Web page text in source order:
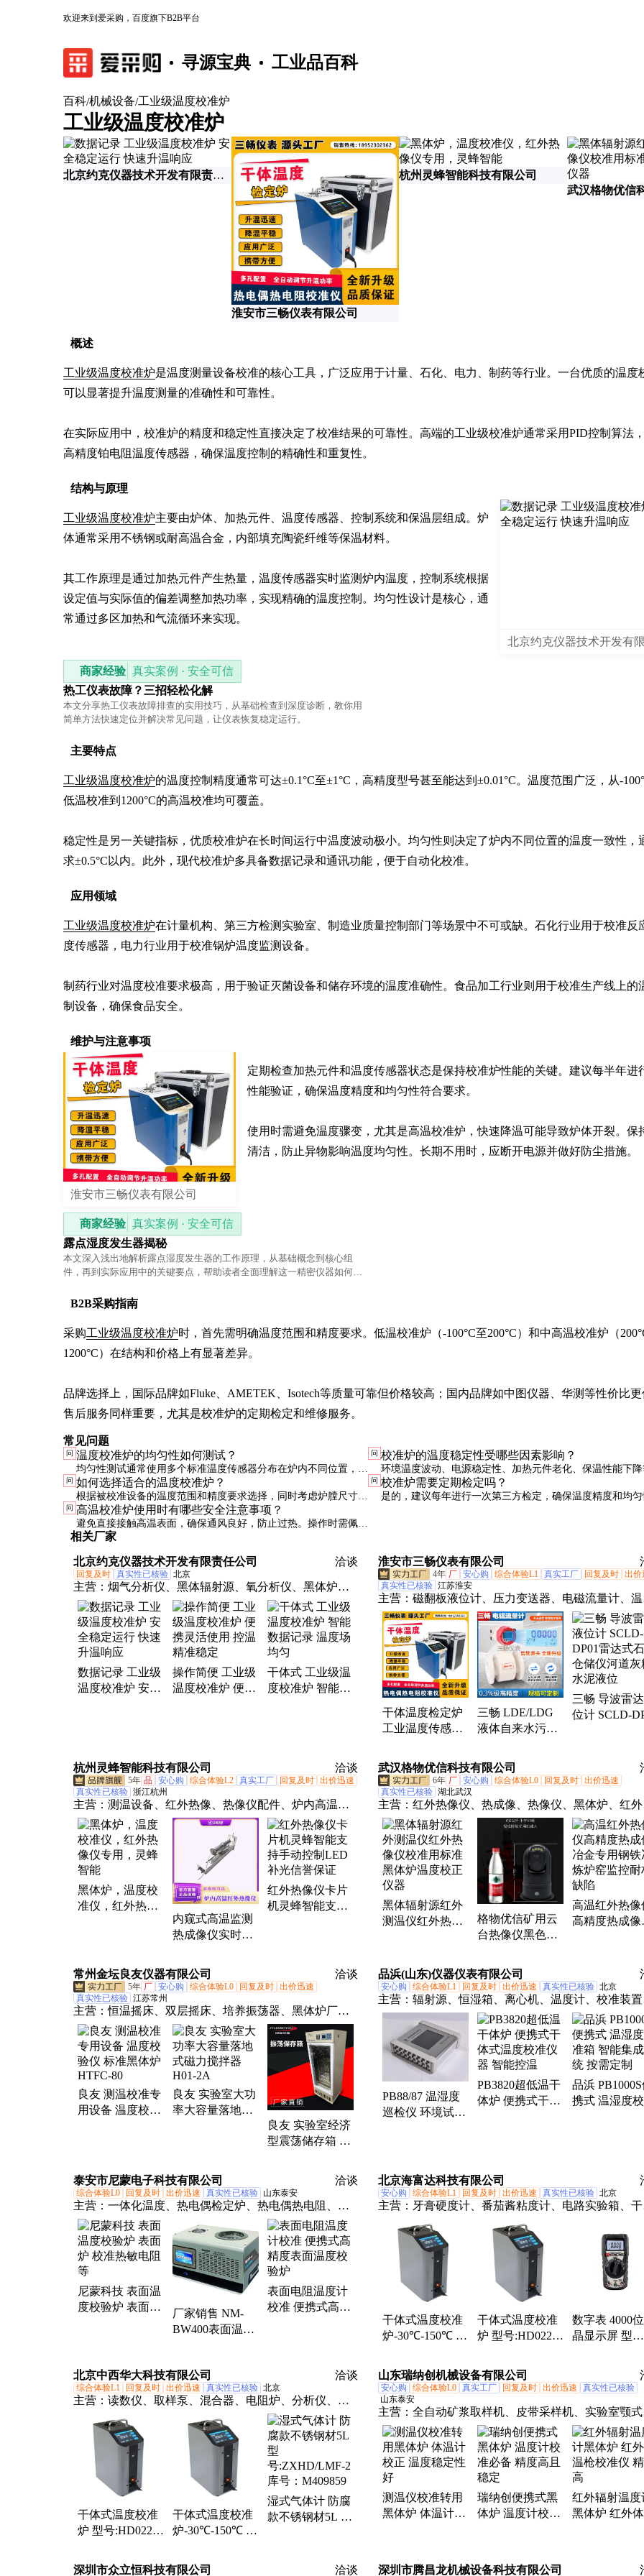
欢迎来到爱采购，百度旗下B2B平台
寻源宝典 工业品百科
百科/机械设备/工业级温度校准炉
工业级温度校准炉
北京约克仪器技术开发有限责任公司
淮安市三畅仪表有限公司
杭州灵蜂智能科技有限公司
武汉格物优信
概述
工业级温度校准炉是温度测量设备校准的核心工具，广泛应用于计量、石化、电力、制药等行业。一台优质的温度
可以显著提升温度测量的准确性和可靠性。
在实际应用中，校准炉的精度和稳定性直接决定了校准结果的可靠性。高端的工业级校准炉通常采用PID控制算法
高精度铂电阻温度传感器，确保温度控制的精确性和重复性。
结构与原理
工业级温度校准炉主要由炉体、加热元件、温度传感器、控制系统和保温层组成。炉
体通常采用不锈钢或耐高温合金，内部填充陶瓷纤维等保温材料。
其工作原理是通过加热元件产生热量，温度传感器实时监测炉内温度，控制系统根据
设定值与实际值的偏差调整加热功率，实现精确的温度控制。均匀性设计是核心，通
常通过多区加热和气流循环来实现。
商家经验 真实案例 · 安全可信
热工仪表故障？三招轻松化解
本文分享热工仪表故障排查的实用技巧，从基础检查到深度诊断，教你用
简单方法快速定位并解决常见问题，让仪表恢复稳定运行。
主要特点
工业级温度校准炉的温度控制精度通常可达±0.1°C至±1°C，高精度型号甚至能达到±0.01°C。温度范围广泛，从-
低温校准到1200°C的高温校准均可覆盖。
稳定性是另一关键指标，优质校准炉在长时间运行中温度波动极小。均匀性则决定了炉内不同位置的温度一致性，
求±0.5°C以内。此外，现代校准炉多具备数据记录和通讯功能，便于自动化校准。
应用领域
工业级温度校准炉在计量机构、第三方检测实验室、制造业质量控制部门等场景中不可或缺。石化行业用于校准反
度传感器，电力行业用于校准锅炉温度监测设备。
制药行业对温度校准要求极高，用于验证灭菌设备和储存环境的温度准确性。食品加工行业则用于校准生产线上的
制设备，确保食品安全。
维护与注意事项
淮安市三畅仪表有限公司
定期检查加热元件和温度传感器状态是保持校准炉性能的关键。建议每半年进
性能验证，确保温度精度和均匀性符合要求。
使用时需避免温度骤变，尤其是高温校准炉，快速降温可能导致炉体开裂。保
清洁，防止异物影响温度均匀性。长期不用时，应断开电源并做好防尘措施。
商家经验 真实案例 · 安全可信
露点湿度发生器揭秘
本文深入浅出地解析露点湿度发生器的工作原理，从基础概念到核心组
件，再到实际应用中的关键要点，帮助读者全面理解这一精密仪器如何精
B2B采购指南
采购工业级温度校准炉时，首先需明确温度范围和精度要求。低温校准炉（-100°C至200°C）和中高温校准炉（
1200°C）在结构和价格上有显著差异。
品牌选择上，国际品牌如Fluke、AMETEK、Isotech等质量可靠但价格较高；国内品牌如中图仪器、华测等性价比更
售后服务同样重要，尤其是校准炉的定期检定和维修服务。
常见问题
问 温度校准炉的均匀性如何测试？
均匀性测试通常使用多个标准温度传感器分布在炉内不同位置，记
录各点温度偏差。优质校准炉的均匀性应控制在±0.5°C以内。
问 校准炉的温度稳定性受哪些因素影响？
环境温度波动、电源稳定性、加热元件老化、保温性能下降
影响温度稳定性。定期维护和环境控制是关键。
问 如何选择适合的温度校准炉？
根据被校准设备的温度范围和精度要求选择，同时考虑炉膛尺寸、
升温速率、均匀性等参数。建议咨询专业供应商获取定制建议。
问 校准炉需要定期检定吗？
是的，建议每年进行一次第三方检定，确保温度精度和均匀
问 高温校准炉使用时有哪些安全注意事项？
避免直接接触高温表面，确保通风良好，防止过热。操作时需佩戴
防护手套和眼镜，远离易燃物品。
相关厂家
北京约克仪器技术开发有限责任公司 洽谈
回复及时 真实性已核验 北京
主营： 烟气分析仪、黑体辐射源、氧分析仪、黑体炉、
干体炉、测温电桥、测温仪、露点仪、傅里叶红外光谱
仪
数据记录 工业级
温度校准炉 安全
操作简便 工业级
温度校准炉 便携
干体式 工业级温
度校准炉 智能数
淮安市三畅仪表有限公司
4年 厂 安心购 综合体验L1 真实工厂 回复及时 出价
真实性已核验 江苏淮安
主营： 磁翻板液位计、压力变送器、电磁流量计、温
检定炉、涡街流量计、涡轮流量计、雷达液位计、
波流量计、玻璃管液位计、超声波液位计、数显显示
表、磁致伸缩液位计、磁敏电子双色液位计、玻璃
位计、孔板流量计、蒸汽流量计、压力校验仪、精密
字压力表、压力表、磁性浮子液位计、液位开关、浮
液位计、差压式流量计、流量计、液位计
干体温度检定炉
工业温度传感器
准仪 热电偶热电
阻
三畅 LDE/LDG
液体自来水污水
电磁流量计 生产
厂家商
三畅 导波雷
位计 SCLD-
杭州灵蜂智能科技有限公司 洽谈
5年 品 安心购 综合体验L2 真实工厂 回复及时 出价迅速
真实性已核验 浙江杭州
主营： 测温设备、红外热像、热像仪配件、炉内高温红
外热像仪、测温热像仪、库巡检机器人、可燃气体观
察、红外热像仪、红外热像摄像机、双光谱监测前端、
双光谱防爆云台热像仪、防爆型单筒单光热像仪、热成
像双光卡片机、防爆双筒云台、人体测温热像仪、激光
清障仪、巡检机器人、机芯类红外热像仪、手持式红外
热像设备、特种红外热像设备、系统类红外热像仪、中
波红外热像仪、红外voc气体成像仪、热视瞄准系统、砍
黑体炉，温度校
准仪，红外热像
内窥式高温监测
热成像仪实时监
检测神器
红外热像仪卡片
机灵蜂智能支持
武汉格物优信科技有限公司
6年 厂 安心购 综合体验L0 回复及时 出价迅速
真实性已核验 湖北武汉
主营： 红外热像仪、热成像、热像仪、黑体炉、红外
温仪、在线式红外热像仪、红外测温模组、红外机芯
红外热成像测温仪、科研红外热像仪、高温红外热像
仪、防爆红外热像仪
黑体辐射源红外
测温仪红外热像
器
格物优信矿用云
台热像仪黑色小
爆双目红外摄像
仪
高温红外热像
高精度热成像
常州金坛良友仪器有限公司 洽谈
5年 厂 安心购 综合体验L0 回复及时 出价迅速
真实性已核验 江苏常州
主营：恒温摇床、双层摇床、培养振荡器、黑体炉厂
家、恒温振荡器、振荡培养箱、大容量振荡器、摇床制
冷液晶屏、振荡摇床培养箱
良友 测温校准专
用设备 温度校验
良友 实验室大功
率大容量落地式
良友 实验室经济
型震荡储存箱 血
XIA/XIB/XIC/Z
品浜(山东)仪器仪表有限公司
安心购 综合体验L1 回复及时 出价迅速 真实性已核验 北京
主营： 辐射源、恒湿箱、离心机、温度计、校准装置
巡检仪、控制器、记录器、检定仪、测试仪、试验机
测温仪、水浴锅、传感器、校验仪、酸度计、示波
计量设备、补偿导线、高温盐槽、试验设备、测温装
置、测试装置、检定装置、制冷恒温槽
PB88/87 温湿度
巡检仪 环境试验
PB3820超低温干
体炉 便携式干体
品浜 PB1000S
携式 温湿度
泰安市尼蒙电子科技有限公司 洽谈
综合体验L0 回复及时 出价迅速 真实性已核验 山东泰安
主营： 一体化温度、热电偶检定炉、热电偶热电阻、温
湿度计计量
尼蒙科技 表面温
度校验炉 表面炉
厂家销售 NM-
BW400表面温度
PID
表面电阻温度计
校准 便携式高精
北京海富达科技有限公司
安心购 综合体验L1 回复及时 出价迅速 真实性已核验 北京
主营： 牙膏硬度计、番茄酱粘度计、电路实验箱、干
式温度校准炉、吴茵混调器、辣椒素检测仪和辣椒素
剂盒、马尔文激光粒度仪的配件排线主板等、酸盐还
菌细菌测试瓶KBC-SRB/腐生、压缩氧自救器气密性
仪/ 自救器气密性、单片机嵌入式试验箱、马尔文系
件、辣椒素试剂盒、土壤团聚体分析仪、海流计、直
素测定仪、便携式刻槽取样机、横式采样器、数字
电路实验箱、平流泵、马尔文玻璃微珠、德国SB粉、
干体式温度校准
炉-30℃-150℃ 型
ET3801-150BZ库
号M37507
干体式温度校准
炉 型号:HD022-
号：M99079
数字表 4000
晶显示屏 型
M354562
北京中西华大科技有限公司 洽谈
综合体验L1 回复及时 出价迅速 真实性已核验 北京
主营： 读数仪、取样泵、混合器、电阻炉、分析仪、监
测仪、折射仪、电控箱、采气袋、交联仪、采泥器、望
远镜、导电膏、测量仪、电热套、温控仪、流向仪、均
质器、水分仪、分装器、水位计、气流仪、离子计、测
温仪、混调器
干体式温度校准
炉 型号:HD022-
号：M99079
干体式温度校准
炉-30℃-150℃ 型
ET3801-150BZ库
湿式气体计 防腐
款不锈钢材5L 型
山东瑞纳创机械设备有限公司
安心购 综合体验L0 真实工厂 回复及时 出价迅速
真实性已核验
山东泰安
主营： 全自动矿浆取样机、皮带采样机、实验室颚式
碎机、测温仪校准转用黑体炉、实验室双辊破碎机、
验室圆盘粉碎机、密封式化验制样粉碎机、化验室
破碎机、实验室单槽浮选机、实验室真空过滤机、
联合制球机、实验室锥形球磨机、防爆饮水机、防爆
风机、工业冷风机、防爆小屋、矿用防爆湿式除尘风
机、防爆热风幕、联合破碎机、磁选管、箱式取样机
测温仪校准转用
黑体炉 体温计校
瑞纳创便携式黑
体炉 温度计校准
红外辐射温度
黑体炉 红外
深圳市众立恒科技有限公司 洽谈 深圳市腾昌龙机械设备科技有限公司